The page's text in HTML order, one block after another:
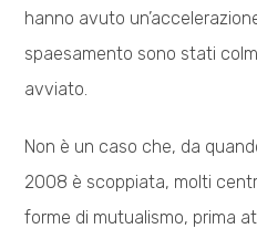
hanno avuto
spaesamento sono stati
avviato.
Non è un caso che, da
2008 è scoppiata, molti
forme di mutualismo, prima